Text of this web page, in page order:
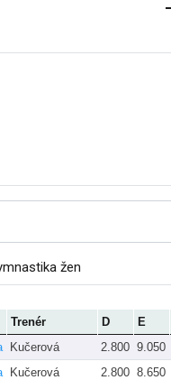
žen
Trenér D E
Kučerová 2.800 9.050
Kučerová 2.800 8.650